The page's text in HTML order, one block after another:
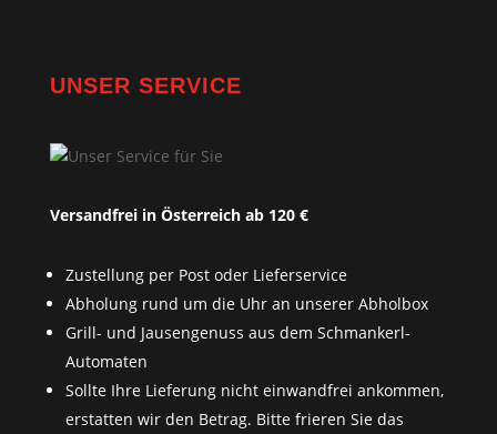
UNSER SERVICE
Versandfrei in Österreich ab 120 €
Zustellung per Post oder Lieferservice
Abholung rund um die Uhr an unserer Abholbox
Grill- und Jausengenuss aus dem Schmankerl-
Automaten
Sollte Ihre Lieferung nicht einwandfrei ankommen,
erstatten wir den Betrag. Bitte frieren Sie das